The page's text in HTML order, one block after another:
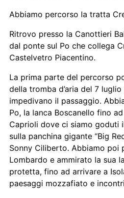
Abbiamo percorso la tratta
Ritrovo presso la Canottieri
dal ponte sul Po che collega
Castelvetro Piacentino.
La prima parte del percorso
della tromba d’aria del 7
impedivano il passaggio.
Po, la lanca Boscanello fino
Caprioli dove ci siamo goduti
sulla panchina gigante “Big
Sonny Ciliberto. Abbiamo poi
Lombardo e ammirato la sua
protetta, fino ad arrivare a
paesaggi mozzafiato e